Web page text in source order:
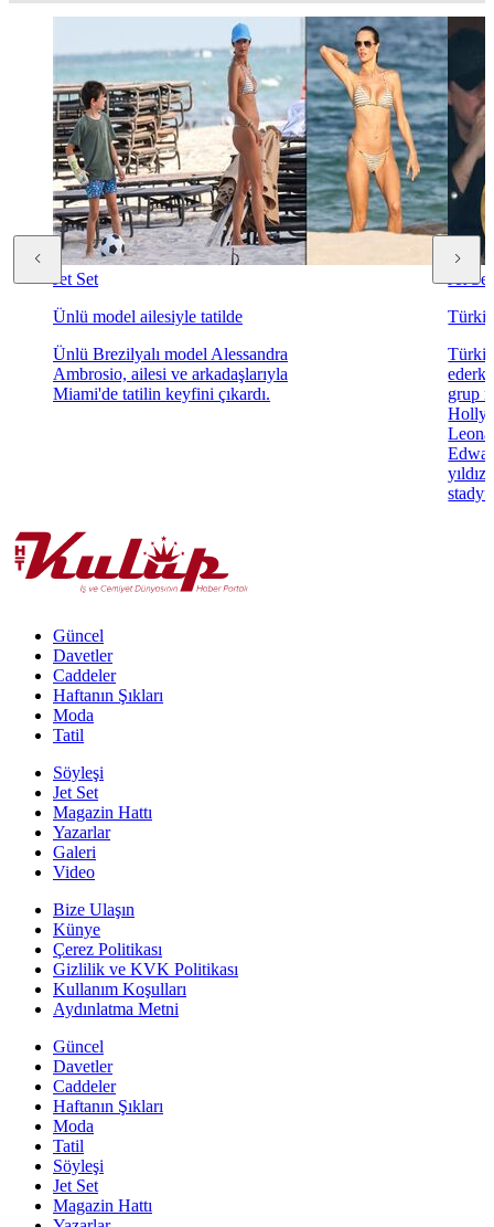
Jet Set
Ünlü model ailesiyle tatilde
Ünlü Brezilyalı model Alessandra
Ambrosio, ailesi ve arkadaşlarıyla
Miami'de tatilin keyfini çıkardı.
Jet Set
grup
Güncel
Davetler
Caddeler
Haftanın Şıkları
Moda
Tatil
Söyleşi
Jet Set
Magazin Hattı
Yazarlar
Galeri
Video
Bize Ulaşın
Künye
Çerez Politikası
Gizlilik ve KVK Politikası
Kullanım Koşulları
Aydınlatma Metni
Güncel
Davetler
Caddeler
Haftanın Şıkları
Moda
Tatil
Söyleşi
Jet Set
Magazin Hattı